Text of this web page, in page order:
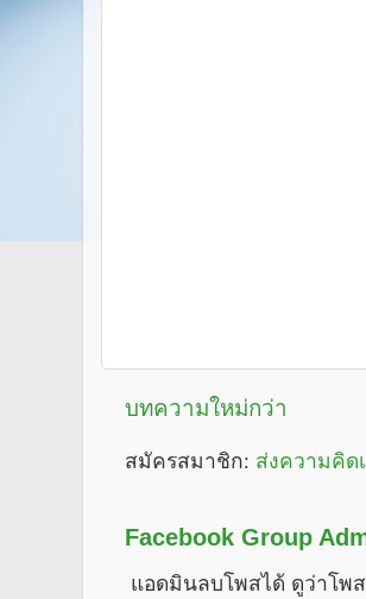
บทความใหม่กว่า
สมัครสมาชิก: ส่งความคิด
Facebook Group
แอดมินลบโพสได้ ดูว่าโพ